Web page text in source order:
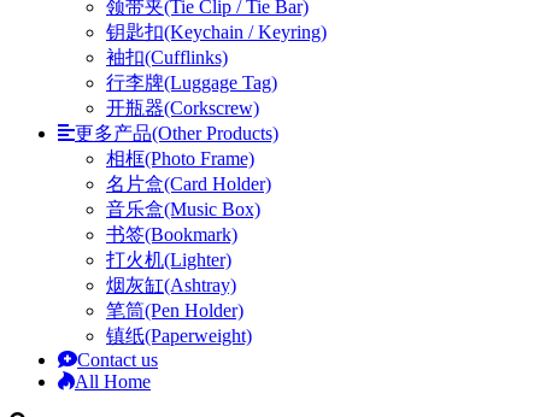
领带夹(Tie Clip / Tie Bar)
钥匙扣(Keychain / Keyring)
袖扣(Cufflinks)
行李牌(Luggage Tag)
开瓶器(Corkscrew)
更多产品(Other Products)
相框(Photo Frame)
名片盒(Card Holder)
音乐盒(Music Box)
书签(Bookmark)
打火机(Lighter)
烟灰缸(Ashtray)
笔筒(Pen Holder)
镇纸(Paperweight)
Contact us
All Home